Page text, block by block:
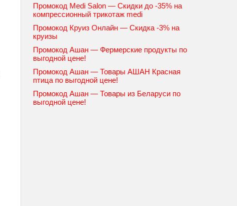
Промокод Medi Salon — Скидки до -35% на
компрессионный трикотаж medi
Промокод Круиз Онлайн — Скидка -3% на
круизы
Промокод Ашан — Фермерские продукты по
выгодной цене!
Промокод Ашан — Товары АШАН Красная
птица по выгодной цене!
Промокод Ашан — Товары из Беларуси по
выгодной цене!